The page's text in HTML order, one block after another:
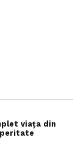
viața din